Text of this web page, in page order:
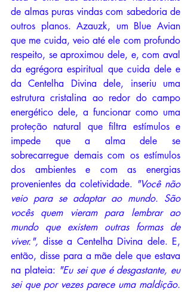
de almas puras vindas com sabedoria de
outros planos. Azauzk, um Blue Avian
que me cuida, veio até ele com profundo
respeito, se aproximou dele, e, com aval
da egrégora espiritual que cuida dele e
da Centelha Divina dele, inseriu uma
estrutura cristalina ao redor do campo
energético dele, a funcionar como uma
proteção natural que filtra estímulos e
impede que a alma dele se
sobrecarregue demais com os estímulos
dos ambientes e com as energias
provenientes da coletividade. "Você não
veio para se adaptar ao mundo. São
vocês quem vieram para lembrar ao
mundo que existem outras formas de
viver.", disse a Centelha Divina dele. E,
então, disse para a mãe dele que estava
na plateia: "Eu sei que é desgastante, eu
sei que por vezes parece uma maldição.